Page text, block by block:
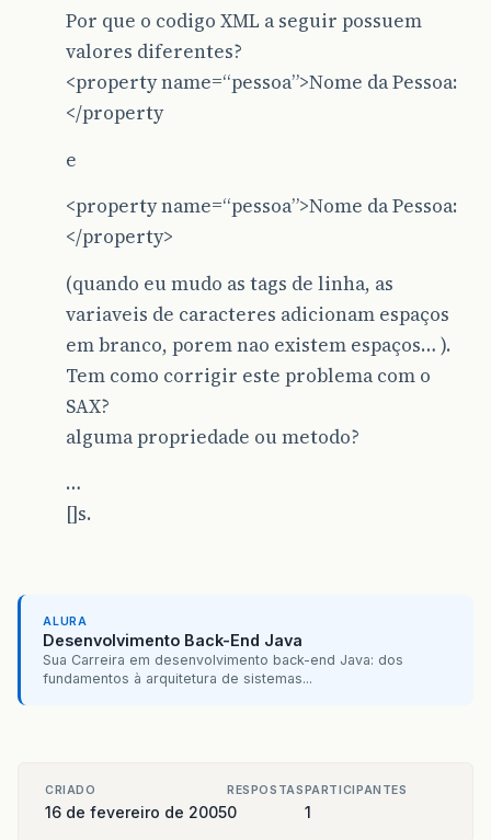
Por que o codigo XML a seguir possuem
valores diferentes?
<property name=“pessoa”>Nome da Pessoa:
</property
e
<property name=“pessoa”>Nome da Pessoa:
</property>
(quando eu mudo as tags de linha, as
variaveis de caracteres adicionam espaços
em branco, porem nao existem espaços… ).
Tem como corrigir este problema com o
SAX?
alguma propriedade ou metodo?
…
[]s.
ALURA
Desenvolvimento Back-End Java
Sua Carreira em desenvolvimento back-end Java: dos
fundamentos à arquitetura de sistemas...
CRIADO
16 de fevereiro de 2005
RESPOSTAS
0
PARTICIPANTES
1